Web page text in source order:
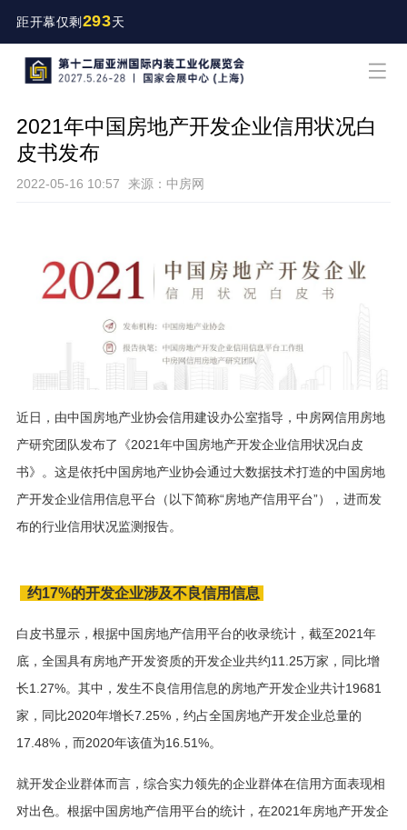
距开幕仅剩 293天
2021年中国房地产开发企业信用状况白
皮书发布
2022-05-16 10:57 来源：中房网
近日，由中国房地产业协会信用建设办公室指导，中房网信用房地
产研究团队发布了《2021年中国房地产开发企业信用状况白皮
书》。这是依托中国房地产业协会通过大数据技术打造的中国房地
产开发企业信用信息平台（以下简称“房地产信用平台”），进而发
布的行业信用状况监测报告。
约17%的开发企业涉及不良信用信息
白皮书显示，根据中国房地产信用平台的收录统计，截至2021年
底，全国具有房地产开发资质的开发企业共约11.25万家，同比增
长1.27%。其中，发生不良信用信息的房地产开发企业共计19681
家，同比2020年增长7.25%，约占全国房地产开发企业总量的
17.48%，而2020年该值为16.51%。
就开发企业群体而言，综合实力领先的企业群体在信用方面表现相
对出色。根据中国房地产信用平台的统计，在2021年房地产开发企